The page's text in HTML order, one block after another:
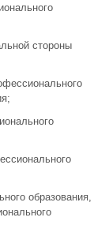
стороны
образования,